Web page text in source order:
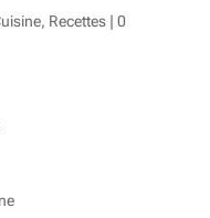
, Recettes| 0